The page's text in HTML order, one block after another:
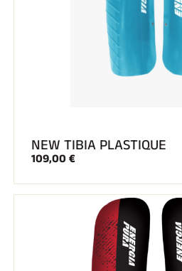
NEW TIBIA PLASTIQUE
109,00 €